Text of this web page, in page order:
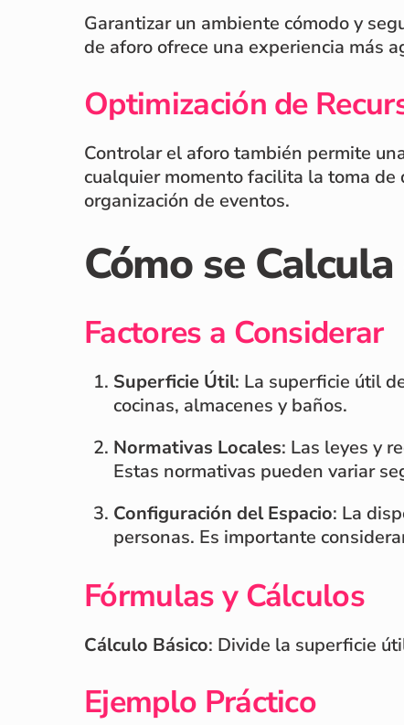
Garantizar un ambiente cómodo y
de aforo ofrece una experiencia más
Optimización de
Controlar el aforo también permite
cualquier momento facilita la toma
organización de eventos.
Cómo se
Factores a Considerar
Superficie Útil: La superficie útil
cocinas, almacenes y baños.
Normativas Locales: Las leyes y
Estas normativas pueden variar
Configuración del Espacio: La
personas. Es importante
Fórmulas y Cálculos
Cálculo Básico: Divide la superficie
Ejemplo Práctico